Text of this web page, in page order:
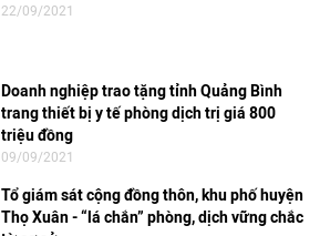
22/09/2021
Doanh nghiệp trao tặng tỉnh Quảng Bình
trang thiết bị y tế phòng dịch trị giá 800
triệu đồng
09/09/2021
Tổ giám sát cộng đồng thôn, khu phố huyện
Thọ Xuân - “lá chắn” phòng, dịch vững chắc